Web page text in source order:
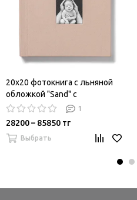
20x20 фотокнига с льняной
обложкой "Sand" с
фотовставкой
1
28200 – 85850 тг
Выбрать